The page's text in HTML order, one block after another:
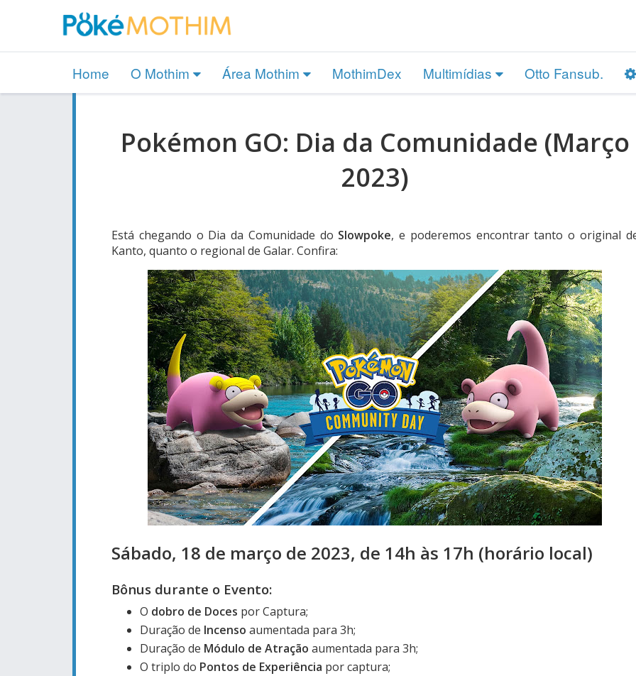
Home O Mothim Área Mothim MothimDex Multimídias Otto Fansub.
Pokémon GO: Dia da Comunidade (Março
2023)
Está chegando o Dia da Comunidade do Slowpoke, e poderemos encontrar tanto o original
Kanto, quanto o regional de Galar. Confira:
Sábado, 18 de março de 2023, de 14h às 17h (horário local)
Bônus durante o Evento:
O dobro de Doces por Captura;
Duração de Incenso aumentada para 3h;
Duração de Módulo de Atração aumentada para 3h;
O triplo do Pontos de Experiência por captura;